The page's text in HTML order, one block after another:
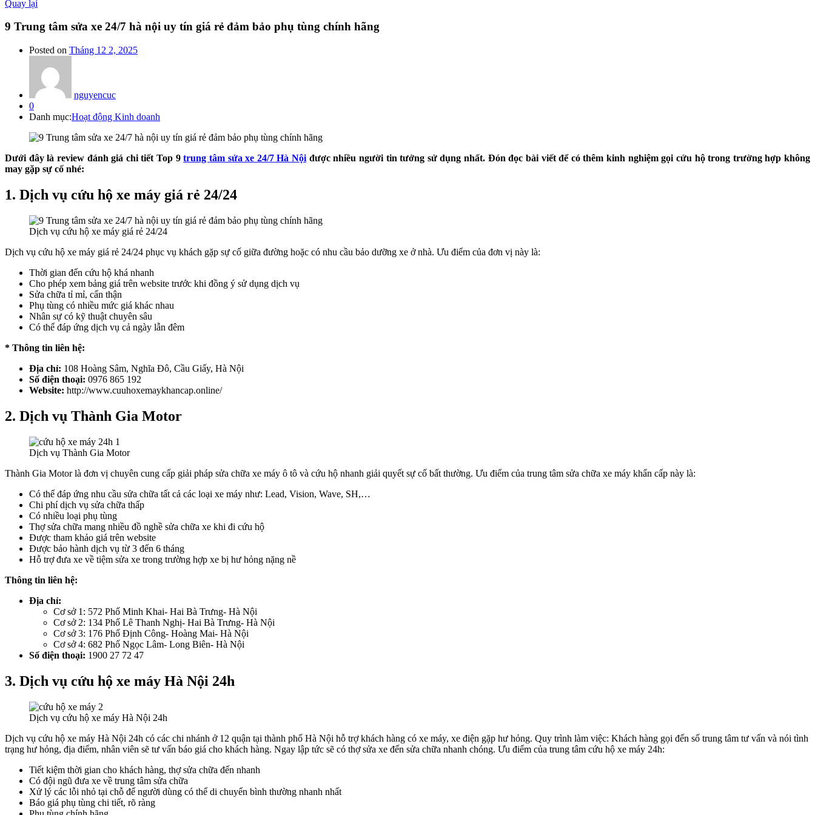
Quay lại
9 Trung tâm sửa xe 24/7 hà nội uy tín giá rẻ đảm bảo phụ tùng chính hãng
Posted on Tháng 12 2, 2025
nguyencuc
0
Danh mục:Hoạt động Kinh doanh
Dưới đây là review đánh giá chi tiết Top 9trung tâm sửa xe 24/7 Hà Nội được nhiều người tin tưởng sử dụng nhất. Đón đọc bài viết để có thêm kinh nghiệm gọi cứu hộ trong trường hợp không
may gặp sự cố nhé:
1. Dịch vụ cứu hộ xe máy giá rẻ 24/24
Dịch vụ cứu hộ xe máy giá rẻ 24/24
Dịch vụ cứu hộ xe máy giá rẻ 24/24 phục vụ khách gặp sự cố giữa đường hoặc có nhu cầu bảo dưỡng xe ở nhà. Ưu điểm của đơn vị này là:
Thời gian đến cứu hộ khá nhanh
Cho phép xem bảng giá trên website trước khi đồng ý sử dụng dịch vụ
Sửa chữa tỉ mỉ, cẩn thận
Phụ tùng có nhiều mức giá khác nhau
Nhân sự có kỹ thuật chuyên sâu
Có thể đáp ứng dịch vụ cả ngày lẫn đêm
* Thông tin liên hệ:
Địa chỉ: 108 Hoàng Sâm, Nghĩa Đô, Cầu Giấy, Hà Nội
Số điện thoại: 0976 865 192
Website: http://www.cuuhoxemaykhancap.online/
2. Dịch vụ Thành Gia Motor
Dịch vụ Thành Gia Motor
Thành Gia Motor là đơn vị chuyên cung cấp giải pháp sửa chữa xe máy ô tô và cứu hộ nhanh giải quyết sự cố bất thường. Ưu điểm của trung tâm sửa chữa xe máy khẩn cấp này là:
Có thể đáp ứng nhu cầu sửa chữa tất cả các loại xe máy như: Lead, Vision, Wave, SH,…
Chi phí dịch vụ sửa chữa thấp
Có nhiều loại phụ tùng
Thợ sửa chữa mang nhiều đồ nghề sửa chữa xe khi đi cứu hộ
Được tham khảo giá trên website
Được bảo hành dịch vụ từ 3 đến 6 tháng
Hỗ trợ đưa xe về tiệm sửa xe trong trường hợp xe bị hư hỏng nặng nề
Thông tin liên hệ:
Địa chỉ:
Cơ sở 1: 572 Phố Minh Khai- Hai Bà Trưng- Hà Nội
Cơ sở 2: 134 Phố Lê Thanh Nghị- Hai Bà Trưng- Hà Nội
Cơ sở 3: 176 Phố Định Công- Hoàng Mai- Hà Nội
Cơ sở 4: 682 Phố Ngọc Lâm- Long Biên- Hà Nội
Số điện thoại: 1900 27 72 47
3. Dịch vụ cứu hộ xe máy Hà Nội 24h
Dịch vụ cứu hộ xe máy Hà Nội 24h
Dịch vụ cứu hộ xe máy Hà Nội 24h có các chi nhánh ở 12 quận tại thành phố Hà Nội hỗ trợ khách hàng có xe máy, xe điện gặp hư hỏng. Quy trình làm việc: Khách hàng gọi đến số trung tâm tư vấn và nói tình
trạng hư hỏng, địa điểm, nhân viên sẽ tư vấn báo giá cho khách hàng. Ngay lập tức sẽ có thợ sửa xe đến sửa chữa nhanh chóng. Ưu điểm của trung tâm cứu hộ xe máy 24h:
Tiết kiệm thời gian cho khách hàng, thợ sửa chữa đến nhanh
Có đội ngũ đưa xe về trung tâm sửa chữa
Xử lý các lỗi nhỏ tại chỗ để người dùng có thể di chuyển bình thường nhanh nhất
Báo giá phụ tùng chi tiết, rõ ràng